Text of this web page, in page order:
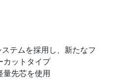
テムを採用し、新たなフ
カットタイプ
量先芯を使用